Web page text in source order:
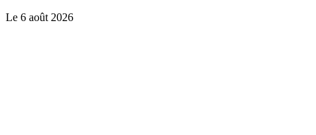
Le 6 août 2026